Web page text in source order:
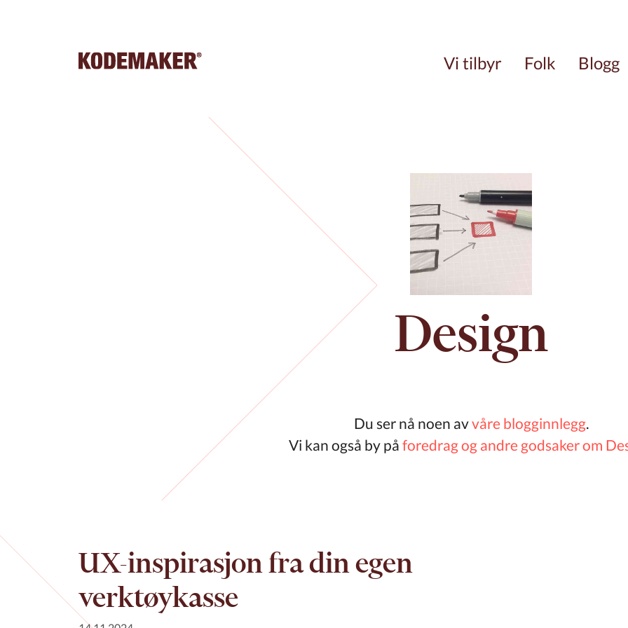
Vi tilbyr Folk Blogg
Design
Du ser nå noen avvåre blogginnlegg.
Vi kan også by på foredrag og andre godsaker om
UX-inspirasjon fra din egen
verktøykasse